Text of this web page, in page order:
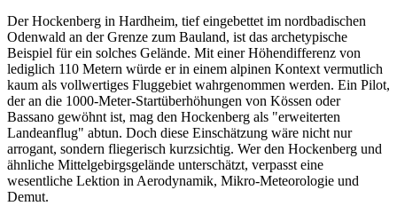
Der Hockenberg in Hardheim, tief eingebettet im nordbadischen
Odenwald an der Grenze zum Bauland, ist das archetypische
Beispiel für ein solches Gelände. Mit einer Höhendifferenz von
lediglich 110 Metern würde er in einem alpinen Kontext vermutlich
kaum als vollwertiges Fluggebiet wahrgenommen werden. Ein Pilot,
der an die 1000-Meter-Startüberhöhungen von Kössen oder
Bassano gewöhnt ist, mag den Hockenberg als "erweiterten
Landeanflug" abtun. Doch diese Einschätzung wäre nicht nur
arrogant, sondern fliegerisch kurzsichtig. Wer den Hockenberg und
ähnliche Mittelgebirgsgelände unterschätzt, verpasst eine
wesentliche Lektion in Aerodynamik, Mikro-Meteorologie und
Demut.